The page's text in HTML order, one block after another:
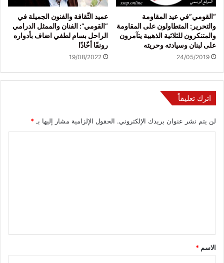
“القومي”في عيد المقاومة
والتحرير: المتطاولون على المقاومة
والمتنكرون للثلاثية الذهبية يتآمرون
على لبنان وسيادته وحريته
24/05/2019
عميد الثّقافة والفنون الجميلة في
“القومي”: الفنان والممثل الدرامي
الراحل بسام لطفي اضاف بأدواره
رونقًا أخّاذًا
19/08/2022
اترك تعليقاً
لن يتم نشر عنوان بريدك الإلكتروني. الحقول الإلزامية مشار إليها بـ*
*
الاسم *